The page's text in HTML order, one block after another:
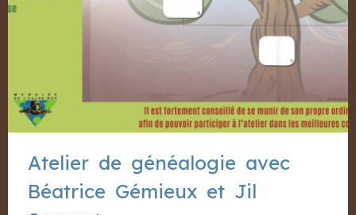
Atelier de généalogie avec
Béatrice Gémieux et Jil